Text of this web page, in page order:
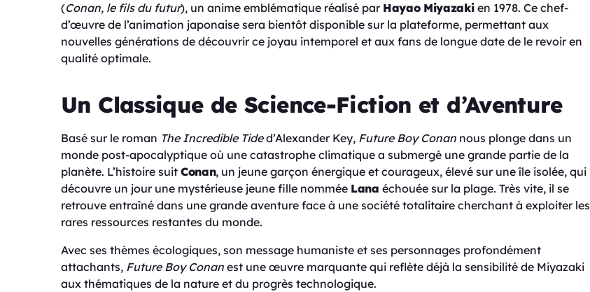
(Conan, le fils du futur), un anime emblématique réalisé par Hayao Miyazakien 1978. Ce chef-
d’œuvre de l’animation japonaise sera bientôt disponible sur la plateforme, permettant aux
nouvelles générations de découvrir ce joyau intemporel et aux fans de longue date de le revoir en
qualité optimale.
Un Classique de Science-Fiction et d’Aventure
Basé sur le roman The Incredible Tided’Alexander Key, Future Boy Conan nous plonge dans un
monde post-apocalyptique où une catastrophe climatique a submergé une grande partie de la
planète. L’histoire suit Conan, un jeune garçon énergique et courageux, élevé sur une île isolée, qui
découvre un jour une mystérieuse jeune fille nommée Lana échouée sur la plage. Très vite, il se
retrouve entraîné dans une grande aventure face à une société totalitaire cherchant à exploiter les
rares ressources restantes du monde.
Avec ses thèmes écologiques, son message humaniste et ses personnages profondément
attachants, Future Boy Conan est une œuvre marquante qui reflète déjà la sensibilité de Miyazaki
aux thématiques de la nature et du progrès technologique.